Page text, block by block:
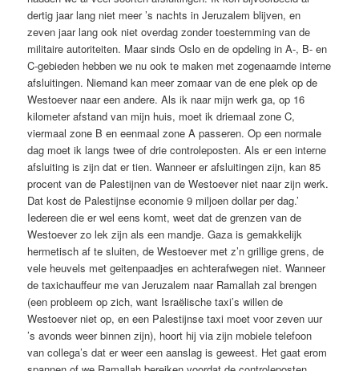
dertig jaar lang niet meer ’s nachts in Jeruzalem blijven, en
zeven jaar lang ook niet overdag zonder toestemming van de
militaire autoriteiten. Maar sinds Oslo en de opdeling in A-, B- en
C-gebieden hebben we nu ook te maken met zogenaamde interne
afsluitingen. Niemand kan meer zomaar van de ene plek op de
Westoever naar een andere. Als ik naar mijn werk ga, op 16
kilometer afstand van mijn huis, moet ik driemaal zone C,
viermaal zone B en eenmaal zone A passeren. Op een normale
dag moet ik langs twee of drie controleposten. Als er een interne
afsluiting is zijn dat er tien. Wanneer er afsluitingen zijn, kan 85
procent van de Palestijnen van de Westoever niet naar zijn werk.
Dat kost de Palestijnse economie 9 miljoen dollar per dag.’
Iedereen die er wel eens komt, weet dat de grenzen van de
Westoever zo lek zijn als een mandje. Gaza is gemakkelijk
hermetisch af te sluiten, de Westoever met z’n grillige grens, de
vele heuvels met geitenpaadjes en achterafwegen niet. Wanneer
de taxichauffeur me van Jeruzalem naar Ramallah zal brengen
(een probleem op zich, want Israëlische taxi’s willen de
Westoever niet op, en een Palestijnse taxi moet voor zeven uur
’s avonds weer binnen zijn), hoort hij via zijn mobiele telefoon
van collega’s dat er weer een aanslag is geweest. Het gaat erom